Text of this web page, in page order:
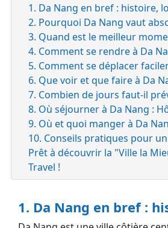
1. Da Nang en bref : histoire,
2. Pourquoi Da Nang vaut
3. Quand est le meilleur
4. Comment se rendre à Da
5. Comment se déplacer
6. Que voir et que faire à Da
7. Combien de jours faut-il
8. Où séjourner à Da Nang :
9. Où et quoi manger à Da
10. Conseils pratiques pour
Prêt à découvrir la "Ville la
Travel !
1. Da Nang en bref :